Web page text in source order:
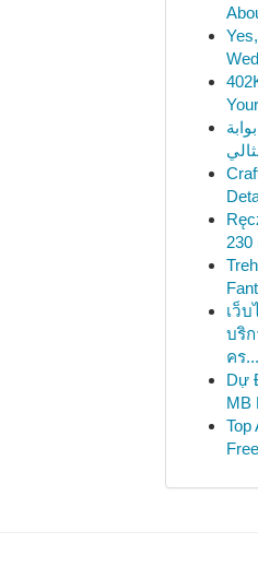
230
เว็
บริ
คร...
Dự
MB
Top